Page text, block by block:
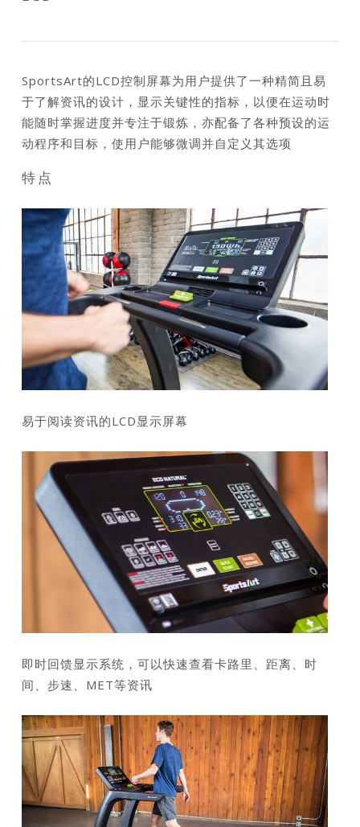
SportsArt的LCD控制屏幕为用户提供了一种精简且易
于了解资讯的设计，显示关键性的指标，以便在运动时
能随时掌握进度并专注于锻炼，亦配备了各种预设的运
动程序和目标，使用户能够微调并自定义其选项
特点
易于阅读资讯的LCD显示屏幕
即时回馈显示系统，可以快速查看卡路里、距离、时
间、步速、MET等资讯